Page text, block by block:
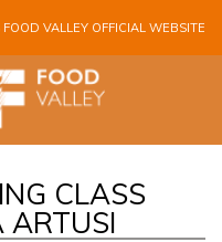
VALLEY OFFICIAL WEBSITE
CLASS
ARTUSI